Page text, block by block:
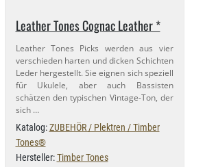
Leather Tones Cognac Leather *
Leather Tones Picks werden aus vier
verschieden harten und dicken Schichten
Leder hergestellt. Sie eignen sich speziell
für Ukulele, aber auch Bassisten
schätzen den typischen Vintage-​Ton, der
sich …
Katalog:ZUBEHÖR / Plektren / Timber
Tones®
Hersteller:Timber Tones